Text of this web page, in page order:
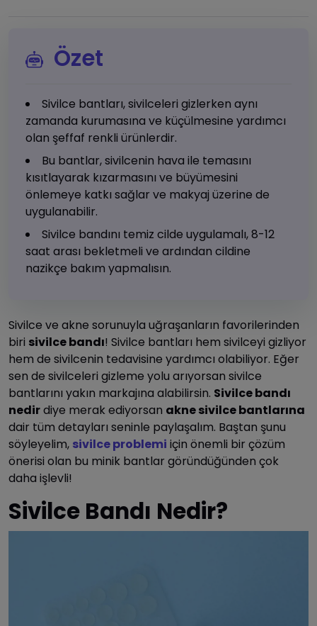
Özet
Sivilce bantları, sivilceleri gizlerken aynı
zamanda kurumasına ve küçülmesine yardımcı
olan şeffaf renkli ürünlerdir.
Bu bantlar, sivilcenin hava ile temasını
kısıtlayarak kızarmasını ve büyümesini
önlemeye katkı sağlar ve makyaj üzerine de
uygulanabilir.
Sivilce bandını temiz cilde uygulamalı, 8-12
saat arası bekletmeli ve ardından cildine
nazikçe bakım yapmalısın.
Sivilce ve akne sorunuyla uğraşanların favorilerinden
biri sivilce bandı! Sivilce bantları hem sivilceyi gizliyor
hem de sivilcenin tedavisine yardımcı olabiliyor. Eğer
sen de sivilceleri gizleme yolu arıyorsan sivilce
bantlarını yakın markajına alabilirsin. Sivilce bandı
nedirdiye merak ediyorsan akne sivilce bantlarına
dair tüm detayları seninle paylaşalım. Baştan şunu
söyleyelim, sivilce problemi için önemli bir çözüm
önerisi olan bu minik bantlar göründüğünden çok
daha işlevli!
Sivilce Bandı Nedir?